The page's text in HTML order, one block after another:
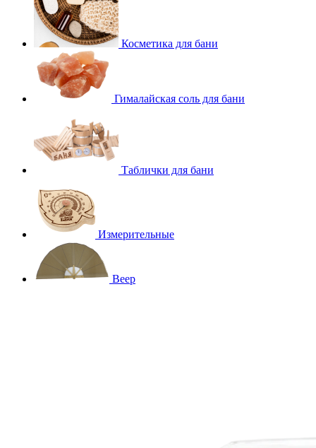
Косметика для бани
Гималайская соль для бани
Таблички для бани
Измерительные
Веер